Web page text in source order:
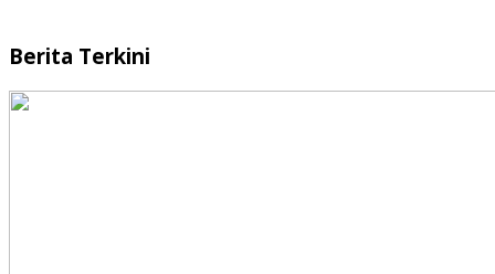
Berita Terkini